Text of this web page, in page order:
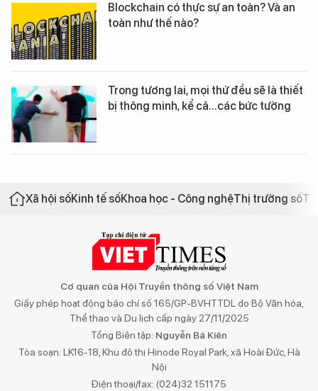
Blockchain có thực sự an toàn? Và an
toàn như thế nào?
Trong tương lai, mọi thứ đều sẽ là thiết
bị thông minh, kể cả...các bức tường
Xã hội sốKinh tế sốKhoa học - Công nghệThị trường số
Cơ quan của Hội Truyền thông số Việt Nam
Giấy phép hoạt động báo chí số 165/GP-BVHTTDL do Bộ Văn hóa,
Thể thao và Du lịch cấp ngày 27/11/2025
Tổng Biên tập: Nguyễn Bá Kiên
Tòa soạn: LK16-18, Khu đô thị Hinode Royal Park, xã Hoài Đức, Hà
Nội
Điện thoại/fax: (024)32 151175